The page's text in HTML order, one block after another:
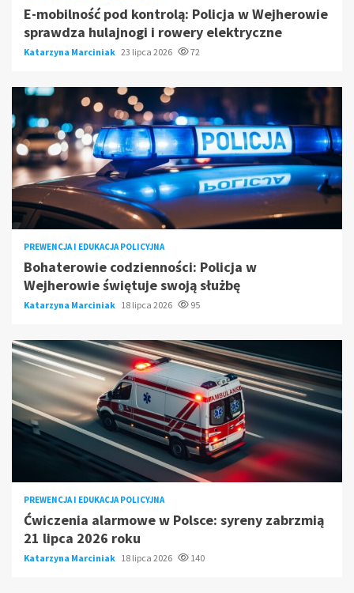
E-mobilność pod kontrolą: Policja w Wejherowie
sprawdza hulajnogi i rowery elektryczne
Katarzyna Marciniak 23 lipca 2026 72
PREWENCJA I EDUKACJA POLICYJNA
Bohaterowie codzienności: Policja w
Wejherowie świętuje swoją służbę
Katarzyna Marciniak 18 lipca 2026 95
PREWENCJA I EDUKACJA POLICYJNA
Ćwiczenia alarmowe w Polsce: syreny zabrzmią
21 lipca 2026 roku
Katarzyna Marciniak 18 lipca 2026 140